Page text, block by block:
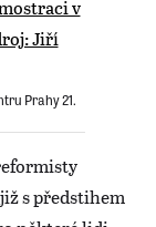
Prahy 21.
s předstihem